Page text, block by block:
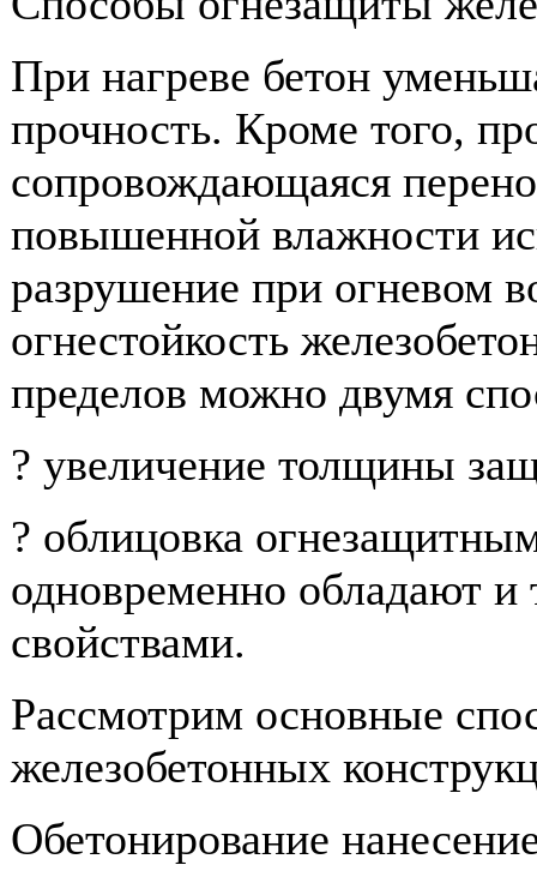
При нагреве бетон
прочность. Кроме того,
сопровождающаяся
повышенной влажности
разрушение при огневом
огнестойкость
пределов можно двумя
? увеличение толщины
? облицовка
одновременно обладают
свойствами.
Рассмотрим основные
железобетонных
Обетонирование